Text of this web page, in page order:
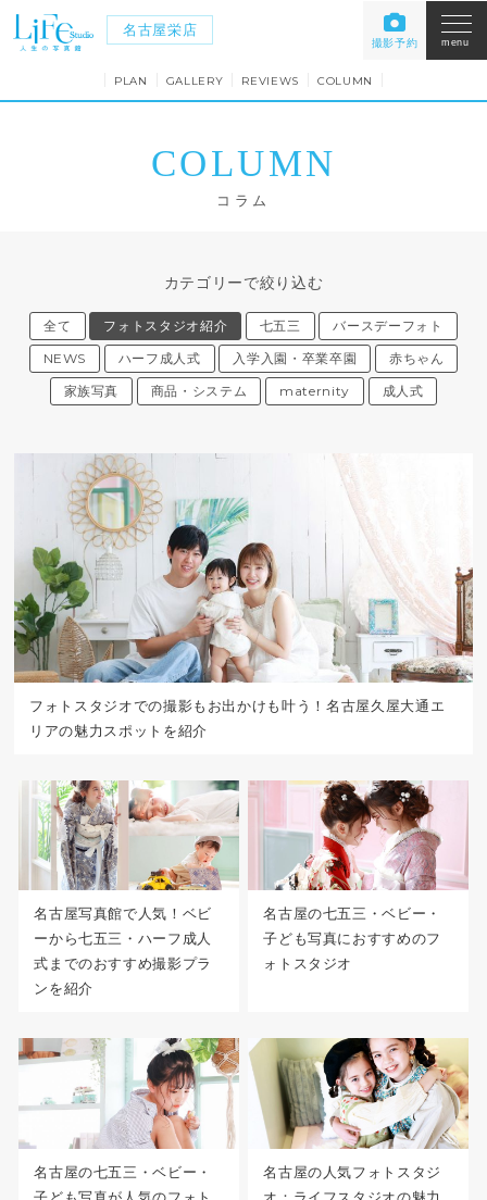
名古屋栄店
撮影予約 menu
PLAN GALLERY REVIEWS COLUMN
COLUMN
コラム
カテゴリーで絞り込む
全て フォトスタジオ紹介 七五三
バースデーフォト
NEWS
ハーフ成人式 入学入園・卒業卒園
赤ちゃん
家族写真
商品・システム maternity 成人式
フォトスタジオでの撮影もお出かけも叶う！名古屋久屋大通エ
リアの魅力スポットを紹介
名古屋写真館で人気！ベビ
ーから七五三・ハーフ成人
式までのおすすめ撮影プラ
ンを紹介
名古屋の七五三・ベビー・
子ども写真におすすめのフ
ォトスタジオ
名古屋の七五三・ベビー・
子ども写真が人気のフォト
名古屋の人気フォトスタジ
オ：ライフスタジオの魅力